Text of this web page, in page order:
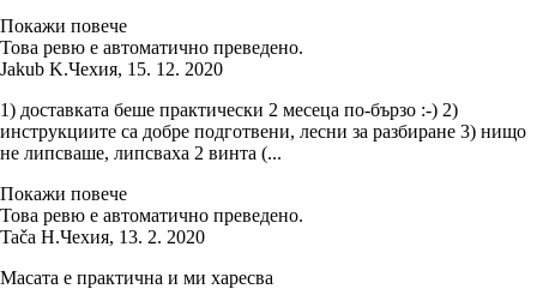
Покажи повече
Това ревю е автоматично преведено.
Jakub K.Чехия, 15. 12. 2020
1) доставката беше практически 2 месеца по-бързо :-) 2)
инструкциите са добре подготвени, лесни за разбиране 3) нищо
не липсваше, липсваха 2 винта (...
Покажи повече
Това ревю е автоматично преведено.
Tača H.Чехия, 13. 2. 2020
Масата е практична и ми харесва